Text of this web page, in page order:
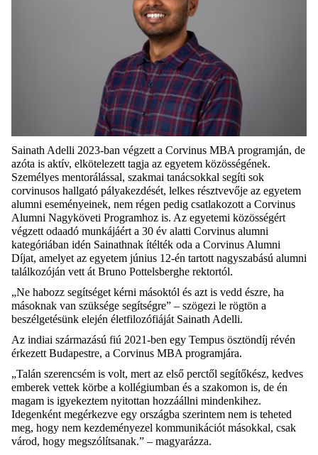
Sainath Adelli 2023-ban végzett a Corvinus MBA programján, de
azóta is aktív, elkötelezett tagja az egyetem közösségének.
Személyes mentorálással, szakmai tanácsokkal segíti sok
corvinusos hallgató pályakezdését, lelkes résztvevője az egyetem
alumni eseményeinek, nem régen pedig csatlakozott a Corvinus
Alumni Nagyköveti Programhoz is. Az egyetemi közösségért
végzett odaadó munkájáért a 30 év alatti Corvinus alumni
kategóriában idén Sainathnak ítélték oda a Corvinus Alumni
Díjat, amelyet az egyetem június 12-én tartott nagyszabású alumni
találkozóján vett át Bruno Pottelsberghe rektortól.
„Ne habozz segítséget kérni másoktól és azt is vedd észre, ha
másoknak van szüksége segítségre” – szögezi le rögtön a
beszélgetésünk elején életfilozófiáját Sainath Adelli.
Az indiai származású fiú 2021-ben egy Tempus ösztöndíj révén
érkezett Budapestre, a Corvinus MBA programjára.
„Talán szerencsém is volt, mert az első perctől segítőkész, kedves
emberek vettek körbe a kollégiumban és a szakomon is, de én
magam is igyekeztem nyitottan hozzáállni mindenkihez.
Idegenként megérkezve egy országba szerintem nem is teheted
meg, hogy nem kezdeményezel kommunikációt másokkal, csak
várod, hogy megszólítsanak.” – magyarázza.